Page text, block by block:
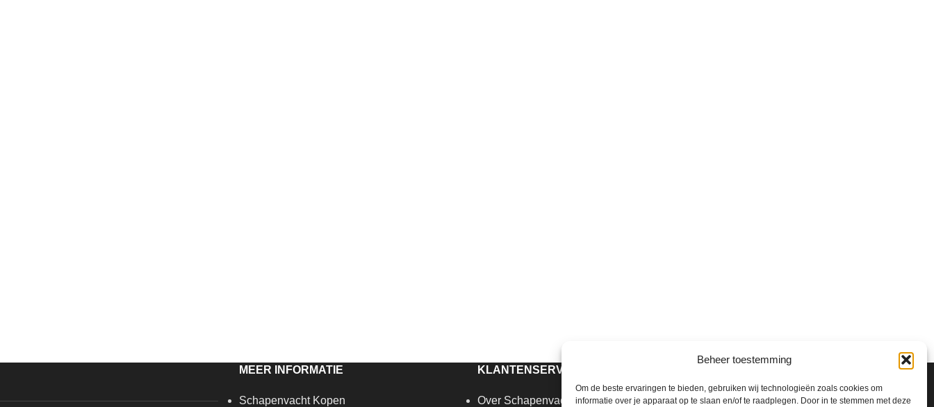
Beheer toestemming
Om de beste ervaringen te bieden, gebruiken wij technologieën zoals cookies om
informatie over je apparaat op te slaan en/of te raadplegen. Door in te stemmen met deze
MEER INFORMATIE
Schapenvacht Kopen
KLANTENSERVICE
Over Schapenvacht.SHOP
Schapenvacht.shop en de